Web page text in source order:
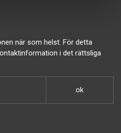
när som helst. För detta
i det rättsliga